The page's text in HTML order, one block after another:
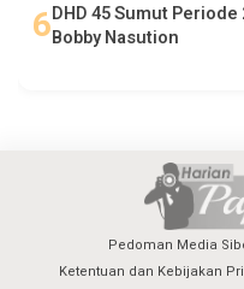
DHD 45 Sumut
Bobby Nasution
Pedoman Media
Ketentuan dan Kebijakan